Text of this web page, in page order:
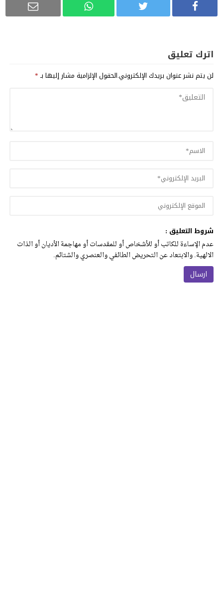
اترك تعليق
لن يتم نشر عنوان بريدك الإلكتروني.الحقول الإلزامية مشار إليها بـ*
شروط التعليق :
عدم الإساءة للكاتب أو للأشخاص أو للمقدسات أو مهاجمة الأديان أو الذات
الالهية. والابتعاد عن التحريض الطائفي والعنصري والشتائم.